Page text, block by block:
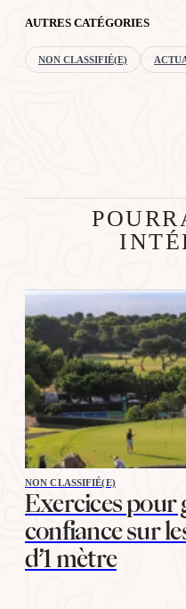
AUTRES CATÉGORIES
NON CLASSIFIÉ(E)
NON CLASSIFIÉ(E)
Exercices pour
confiance sur
d’1 mètre